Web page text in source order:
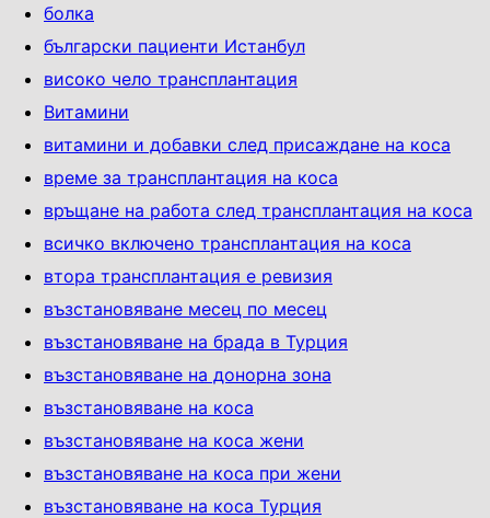
болка
български пациенти Истанбул
високо чело трансплантация
Витамини
витамини и добавки след присаждане на коса
време за трансплантация на коса
връщане на работа след трансплантация на коса
всичко включено трансплантация на коса
втора трансплантация е ревизия
възстановяване месец по месец
възстановяване на брада в Турция
възстановяване на донорна зона
възстановяване на коса
възстановяване на коса жени
възстановяване на коса при жени
възстановяване на коса Турция